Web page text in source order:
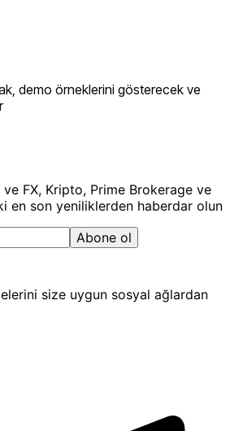
demo örneklerini gösterecek ve
ve FX, Kripto, Prime Brokerage ve
en son yeniliklerden haberdar olun
Abone ol
size uygun sosyal ağlardan